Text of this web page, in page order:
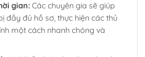
gian:Các chuyên gia sẽ giúp
đầy đủ hồ sơ, thực hiện các thủ
một cách nhanh chóng và